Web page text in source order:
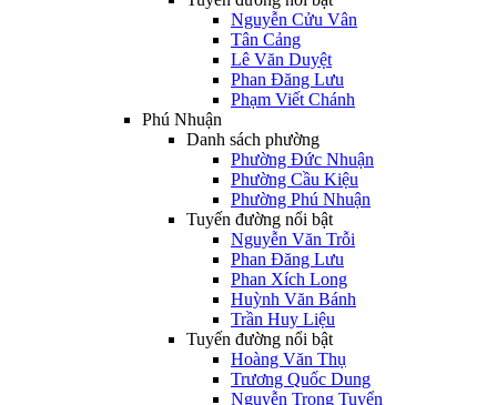
Nguyễn Cửu Vân
Tân Cảng
Lê Văn Duyệt
Phan Đăng Lưu
Phạm Viết Chánh
Phú Nhuận
Danh sách phường
Phường Đức Nhuận
Phường Cầu Kiệu
Phường Phú Nhuận
Tuyến đường nổi bật
Nguyễn Văn Trỗi
Phan Đăng Lưu
Phan Xích Long
Huỳnh Văn Bánh
Trần Huy Liệu
Tuyến đường nổi bật
Hoàng Văn Thụ
Trương Quốc Dung
Nguyễn Trọng Tuyển